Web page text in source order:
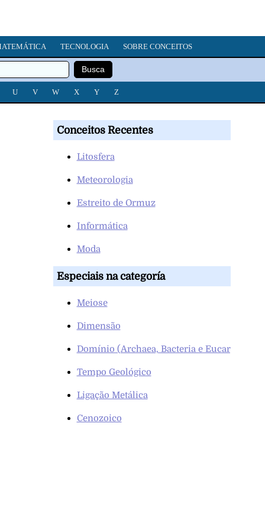
TECNOLOGIA SOBRE CONCEITOS
U V W X Y Z
Conceitos Recentes
Litosfera
Meteorologia
Estreito de Ormuz
Informática
Moda
Especiais na categoría
Meiose
Dimensão
Domínio (Archaea, Bacteria e Eucarya)
Tempo Geológico
Ligação Metálica
Cenozoico